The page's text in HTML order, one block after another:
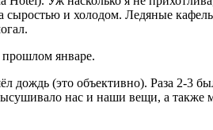
сыростью и холодом. Ледяные
январе.
дождь (это объективно). Раза 2-3
нас и наши вещи, а также